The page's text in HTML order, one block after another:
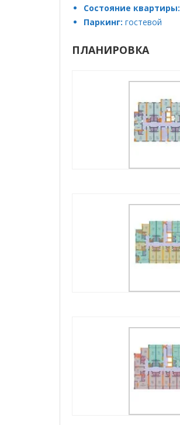
Состояние квартиры:
Паркинг: гостевой
ПЛАНИРОВКА